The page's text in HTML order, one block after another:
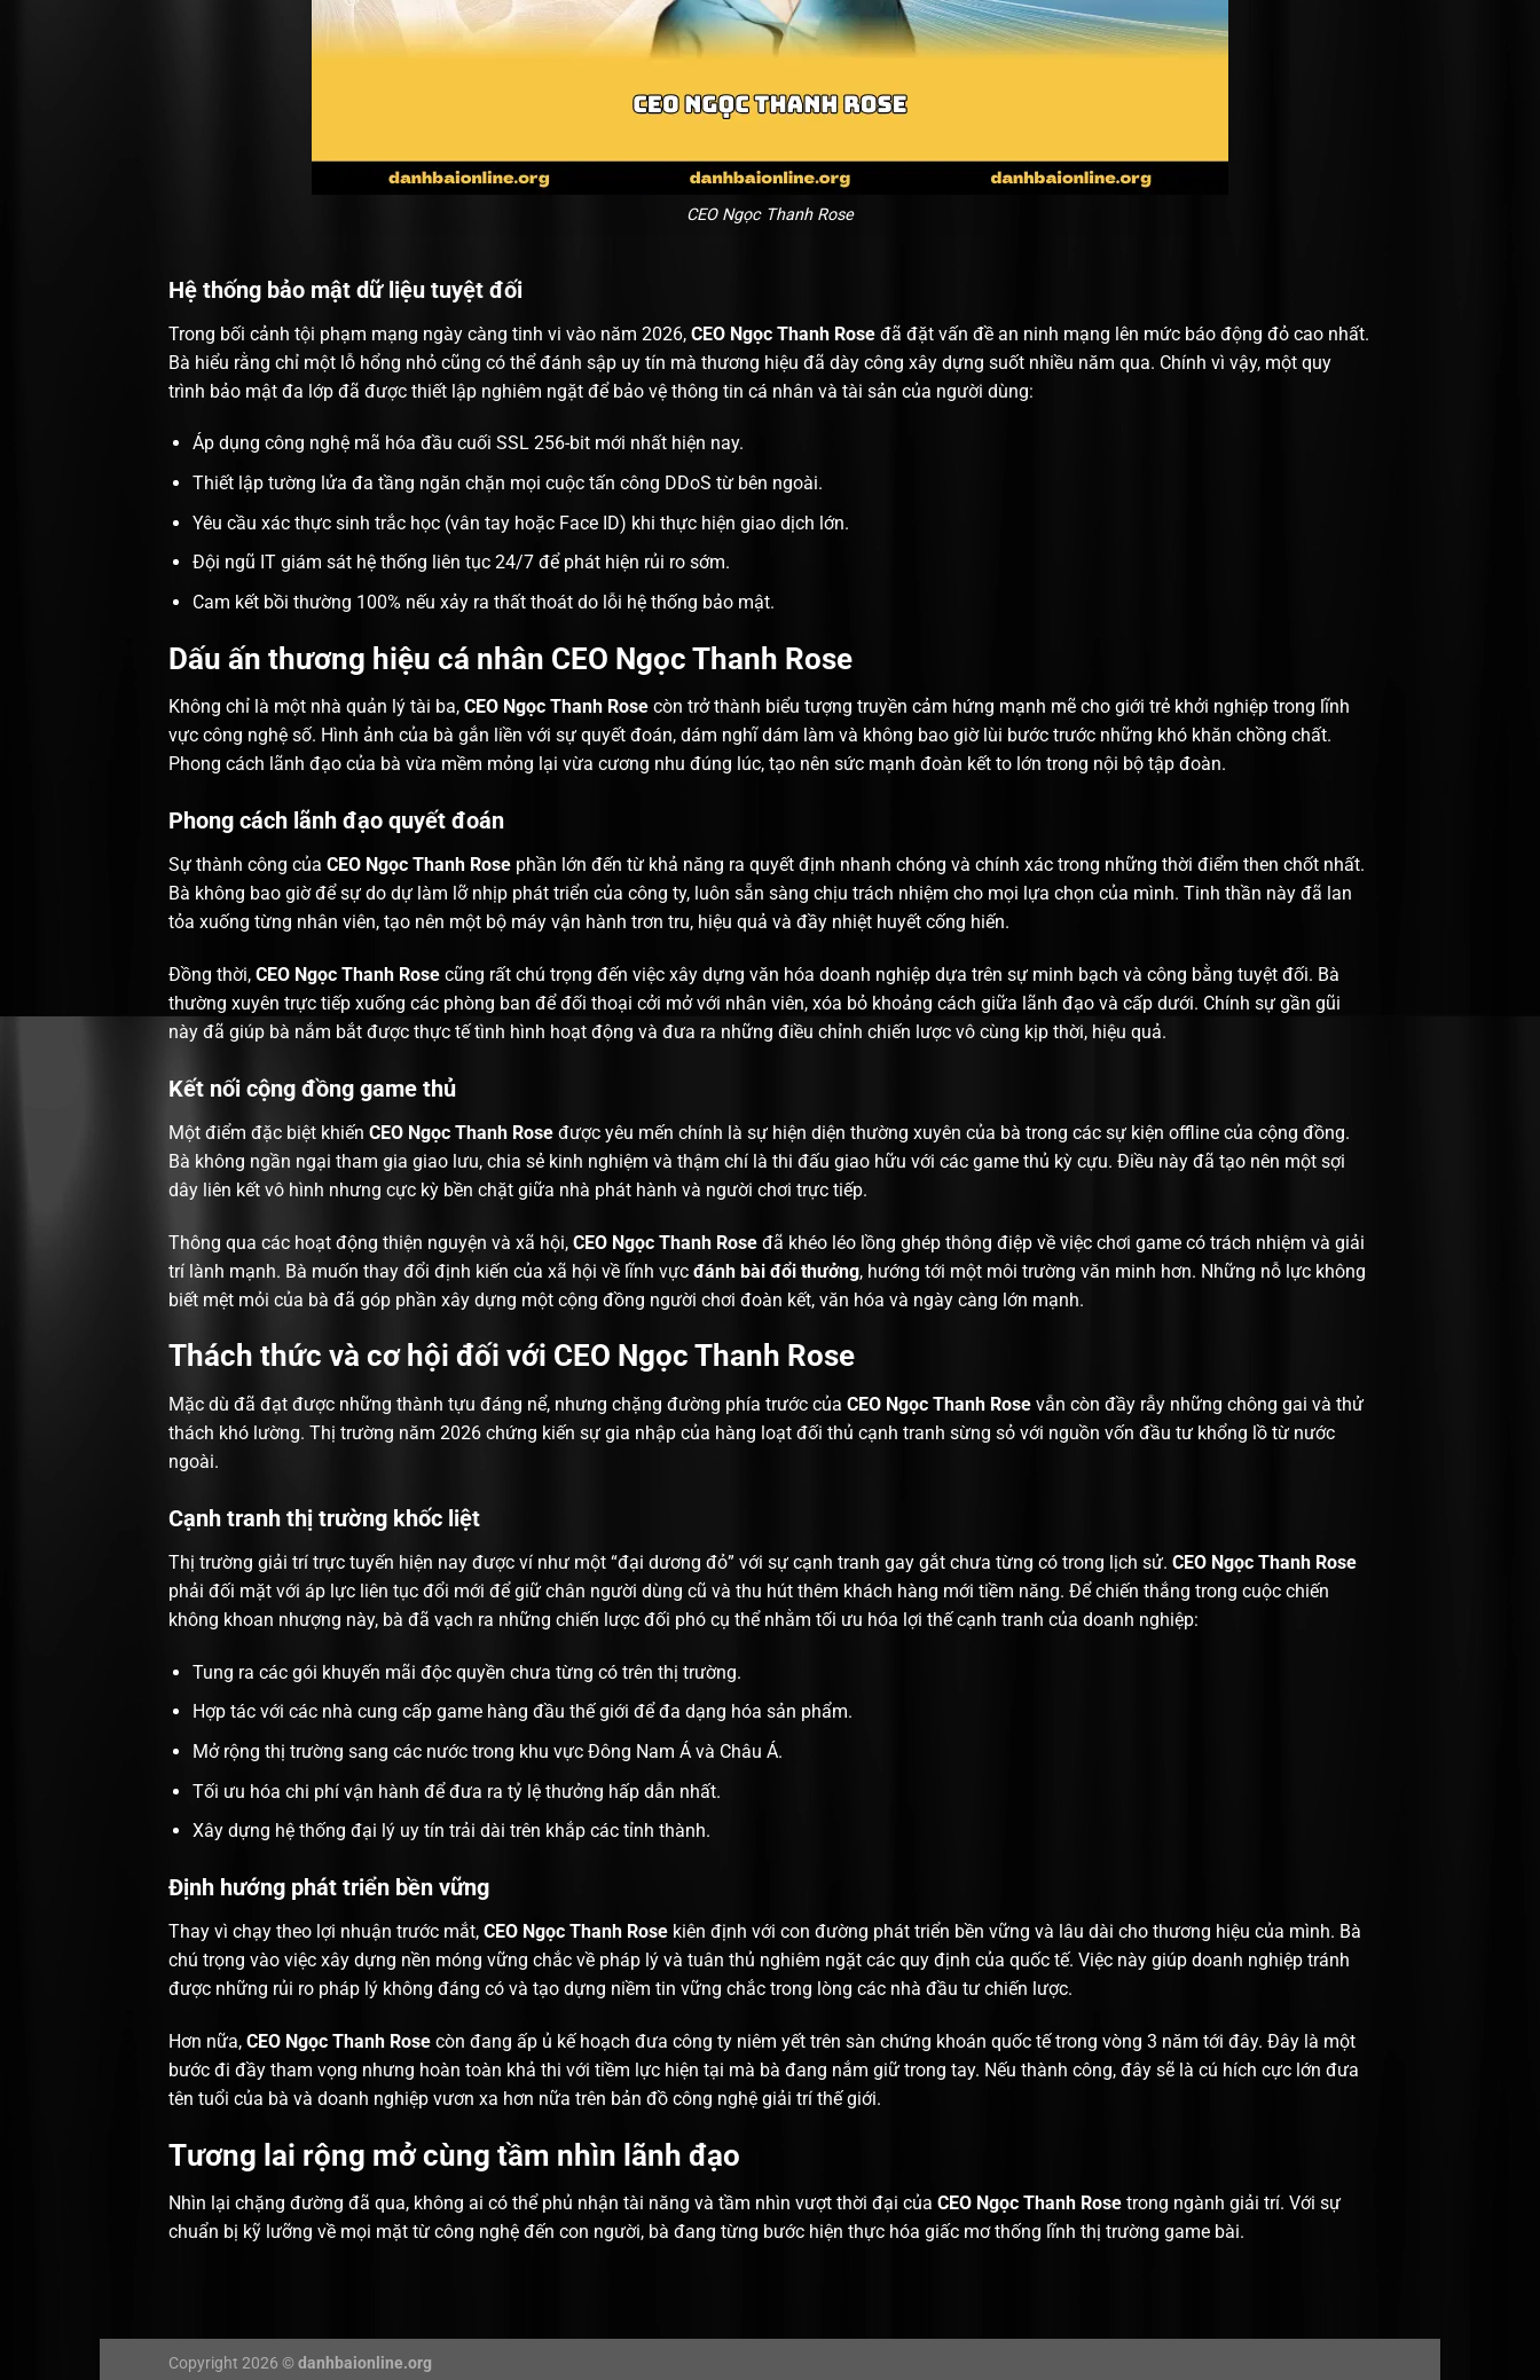
CEO Ngọc Thanh Rose
Hệ thống bảo mật dữ liệu tuyệt đối
Trong bối cảnh tội phạm mạng ngày càng tinh vi vào năm 2026, CEO Ngọc Thanh Rose đã đặt vấn đề an ninh mạng lên mức báo động đỏ cao nhất.
Bà hiểu rằng chỉ một lỗ hổng nhỏ cũng có thể đánh sập uy tín mà thương hiệu đã dày công xây dựng suốt nhiều năm qua. Chính vì vậy, một quy
trình bảo mật đa lớp đã được thiết lập nghiêm ngặt để bảo vệ thông tin cá nhân và tài sản của người dùng:
Áp dụng công nghệ mã hóa đầu cuối SSL 256-bit mới nhất hiện nay.
Thiết lập tường lửa đa tầng ngăn chặn mọi cuộc tấn công DDoS từ bên ngoài.
Yêu cầu xác thực sinh trắc học (vân tay hoặc Face ID) khi thực hiện giao dịch lớn.
Đội ngũ IT giám sát hệ thống liên tục 24/7 để phát hiện rủi ro sớm.
Cam kết bồi thường 100% nếu xảy ra thất thoát do lỗi hệ thống bảo mật.
Dấu ấn thương hiệu cá nhân CEO Ngọc Thanh Rose
Không chỉ là một nhà quản lý tài ba, CEO Ngọc Thanh Rose còn trở thành biểu tượng truyền cảm hứng mạnh mẽ cho giới trẻ khởi nghiệp trong lĩnh
vực công nghệ số. Hình ảnh của bà gắn liền với sự quyết đoán, dám nghĩ dám làm và không bao giờ lùi bước trước những khó khăn chồng chất.
Phong cách lãnh đạo của bà vừa mềm mỏng lại vừa cương nhu đúng lúc, tạo nên sức mạnh đoàn kết to lớn trong nội bộ tập đoàn.
Phong cách lãnh đạo quyết đoán
Sự thành công của CEO Ngọc Thanh Rose phần lớn đến từ khả năng ra quyết định nhanh chóng và chính xác trong những thời điểm then chốt nhất.
Bà không bao giờ để sự do dự làm lỡ nhịp phát triển của công ty, luôn sẵn sàng chịu trách nhiệm cho mọi lựa chọn của mình. Tinh thần này đã lan
tỏa xuống từng nhân viên, tạo nên một bộ máy vận hành trơn tru, hiệu quả và đầy nhiệt huyết cống hiến.
Đồng thời, CEO Ngọc Thanh Rose cũng rất chú trọng đến việc xây dựng văn hóa doanh nghiệp dựa trên sự minh bạch và công bằng tuyệt đối. Bà
thường xuyên trực tiếp xuống các phòng ban để đối thoại cởi mở với nhân viên, xóa bỏ khoảng cách giữa lãnh đạo và cấp dưới. Chính sự gần gũi
này đã giúp bà nắm bắt được thực tế tình hình hoạt động và đưa ra những điều chỉnh chiến lược vô cùng kịp thời, hiệu quả.
Kết nối cộng đồng game thủ
Một điểm đặc biệt khiến CEO Ngọc Thanh Rose được yêu mến chính là sự hiện diện thường xuyên của bà trong các sự kiện offline của cộng đồng.
Bà không ngần ngại tham gia giao lưu, chia sẻ kinh nghiệm và thậm chí là thi đấu giao hữu với các game thủ kỳ cựu. Điều này đã tạo nên một sợi
dây liên kết vô hình nhưng cực kỳ bền chặt giữa nhà phát hành và người chơi trực tiếp.
Thông qua các hoạt động thiện nguyện và xã hội, CEO Ngọc Thanh Rose đã khéo léo lồng ghép thông điệp về việc chơi game có trách nhiệm và giải
trí lành mạnh. Bà muốn thay đổi định kiến của xã hội về lĩnh vực đánh bài đổi thưởng, hướng tới một môi trường văn minh hơn. Những nỗ lực không
biết mệt mỏi của bà đã góp phần xây dựng một cộng đồng người chơi đoàn kết, văn hóa và ngày càng lớn mạnh.
Thách thức và cơ hội đối với CEO Ngọc Thanh Rose
Mặc dù đã đạt được những thành tựu đáng nể, nhưng chặng đường phía trước của CEO Ngọc Thanh Rose vẫn còn đầy rẫy những chông gai và thử
thách khó lường. Thị trường năm 2026 chứng kiến sự gia nhập của hàng loạt đối thủ cạnh tranh sừng sỏ với nguồn vốn đầu tư khổng lồ từ nước
ngoài.
Cạnh tranh thị trường khốc liệt
Thị trường giải trí trực tuyến hiện nay được ví như một “đại dương đỏ” với sự cạnh tranh gay gắt chưa từng có trong lịch sử. CEO Ngọc Thanh Rose
phải đối mặt với áp lực liên tục đổi mới để giữ chân người dùng cũ và thu hút thêm khách hàng mới tiềm năng. Để chiến thắng trong cuộc chiến
không khoan nhượng này, bà đã vạch ra những chiến lược đối phó cụ thể nhằm tối ưu hóa lợi thế cạnh tranh của doanh nghiệp:
Tung ra các gói khuyến mãi độc quyền chưa từng có trên thị trường.
Hợp tác với các nhà cung cấp game hàng đầu thế giới để đa dạng hóa sản phẩm.
Mở rộng thị trường sang các nước trong khu vực Đông Nam Á và Châu Á.
Tối ưu hóa chi phí vận hành để đưa ra tỷ lệ thưởng hấp dẫn nhất.
Xây dựng hệ thống đại lý uy tín trải dài trên khắp các tỉnh thành.
Định hướng phát triển bền vững
Thay vì chạy theo lợi nhuận trước mắt, CEO Ngọc Thanh Rose kiên định với con đường phát triển bền vững và lâu dài cho thương hiệu của mình. Bà
chú trọng vào việc xây dựng nền móng vững chắc về pháp lý và tuân thủ nghiêm ngặt các quy định của quốc tế. Việc này giúp doanh nghiệp tránh
được những rủi ro pháp lý không đáng có và tạo dựng niềm tin vững chắc trong lòng các nhà đầu tư chiến lược.
Hơn nữa, CEO Ngọc Thanh Rose còn đang ấp ủ kế hoạch đưa công ty niêm yết trên sàn chứng khoán quốc tế trong vòng 3 năm tới đây. Đây là một
bước đi đầy tham vọng nhưng hoàn toàn khả thi với tiềm lực hiện tại mà bà đang nắm giữ trong tay. Nếu thành công, đây sẽ là cú hích cực lớn đưa
tên tuổi của bà và doanh nghiệp vươn xa hơn nữa trên bản đồ công nghệ giải trí thế giới.
Tương lai rộng mở cùng tầm nhìn lãnh đạo
Nhìn lại chặng đường đã qua, không ai có thể phủ nhận tài năng và tầm nhìn vượt thời đại của CEO Ngọc Thanh Rose trong ngành giải trí. Với sự
chuẩn bị kỹ lưỡng về mọi mặt từ công nghệ đến con người, bà đang từng bước hiện thực hóa giấc mơ thống lĩnh thị trường game bài.
Copyright 2026 © danhbaionline.org